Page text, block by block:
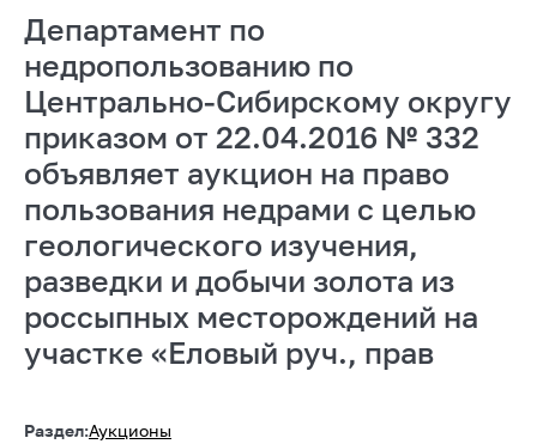
Департамент по
недропользованию по
Центрально-Сибирскому округу
приказом от 22.04.2016 № 332
объявляет аукцион на право
пользования недрами с целью
геологического изучения,
разведки и добычи золота из
россыпных месторождений на
участке «Еловый руч., прав
Раздел:Аукционы